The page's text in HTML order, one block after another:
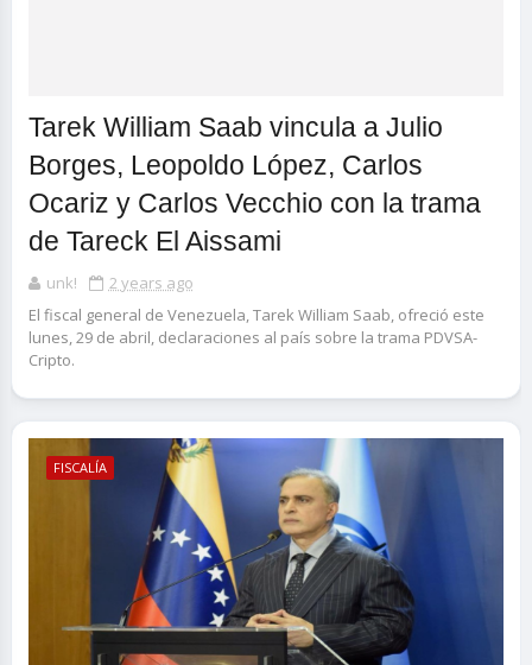
Tarek William Saab vincula a Julio
Borges, Leopoldo López, Carlos
Ocariz y Carlos Vecchio con la trama
de Tareck El Aissami
unk!
2 years ago
El fiscal general de Venezuela, Tarek William Saab, ofreció este
lunes, 29 de abril, declaraciones al país sobre la trama PDVSA-
Cripto.
FISCALÍA